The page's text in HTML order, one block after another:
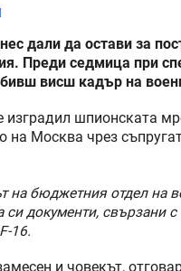
дали да остави за
Преди седмица при
висш кадър на
изградил шпионската
Москва чрез
на бюджетния отдел на
документи, свързани
16.
и човекът,